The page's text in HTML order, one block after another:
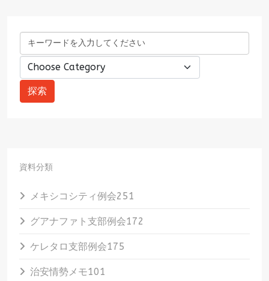
資料分類
メキシコシティ例会251
グアナファト支部例会172
ケレタロ支部例会175
治安情勢メモ101